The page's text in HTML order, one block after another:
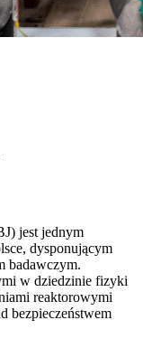
jest jednym
dysponującym
badawczym.
w dziedzinie fizyki
reaktorowymi
bezpieczeństwem